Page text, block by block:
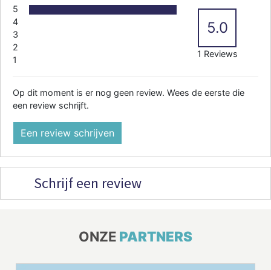
5
4
3
2
1
5.0
1 Reviews
Op dit moment is er nog geen review. Wees de eerste die
een review schrijft.
Een review schrijven
Schrijf een review
ONZE PARTNERS